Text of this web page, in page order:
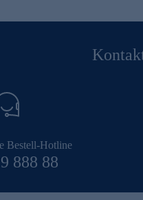
Bestell-Hotline
888 88